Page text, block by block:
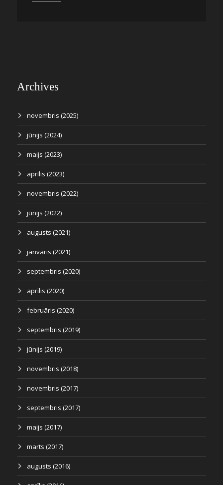
Archives
novembris (2025)
jūnijs (2024)
maijs (2023)
aprīlis (2023)
novembris (2022)
jūnijs (2022)
augusts (2021)
janvāris (2021)
septembris (2020)
aprīlis (2020)
februāris (2020)
septembris (2019)
jūnijs (2019)
novembris (2018)
novembris (2017)
septembris (2017)
maijs (2017)
marts (2017)
augusts (2016)